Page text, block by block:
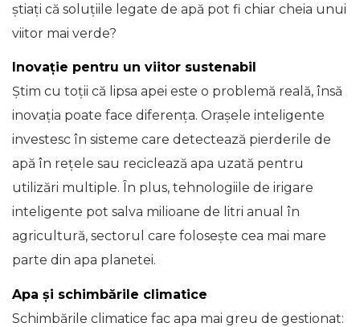
știați că soluțiile legate de apă pot fi chiar cheia unui
viitor mai verde?
Inovație pentru un viitor sustenabil
Știm cu toții că lipsa apei este o problemă reală, însă
inovația poate face diferența. Orașele inteligente
investesc în sisteme care detectează pierderile de
apă în rețele sau reciclează apa uzată pentru
utilizări multiple. În plus, tehnologiile de irigare
inteligente pot salva milioane de litri anual în
agricultură, sectorul care folosește cea mai mare
parte din apa planetei.
Apa și schimbările climatice
Schimbările climatice fac apa mai greu de gestionat: